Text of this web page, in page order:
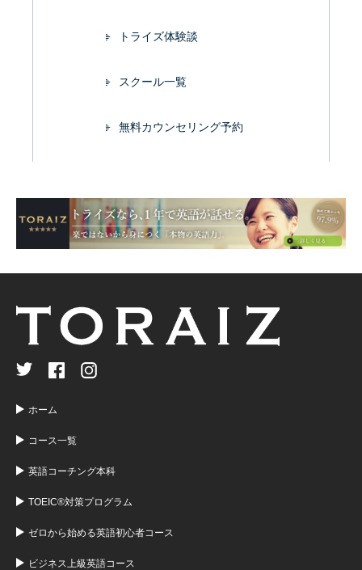
トライズ体験談
スクール一覧
無料カウンセリング予約
ホーム
コース一覧
英語コーチング本科
TOEIC®対策プログラム
ゼロから始める英語初心者コース
ビジネス上級英語コース